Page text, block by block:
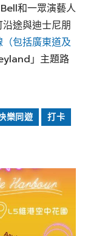
和一眾演藝人
途與迪士尼朋
包括廣東道及
」主題路
樂同遊
打卡